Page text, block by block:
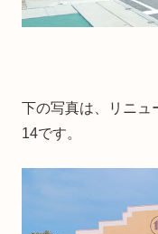
下の写真は、リニュ
14です。